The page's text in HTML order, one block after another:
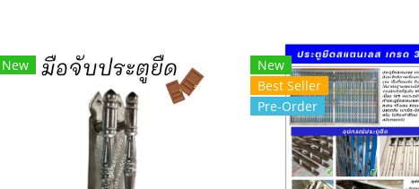
New
New
Best Seller
Pre-Order